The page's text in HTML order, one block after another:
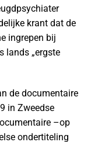
krant dat de
ingrepen bij
lands „ergste
de documentaire
in Zweedse
–op
ondertiteling